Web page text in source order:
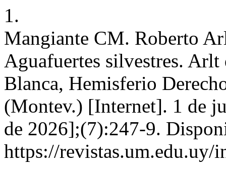
1.
Mangiante CM. Roberto
Aguafuertes silvestres. Arlt
Blanca, Hemisferio
(Montev.) [Internet]. 1 de
de 2026];(7):247-9.
https://revistas.um.edu.uy/